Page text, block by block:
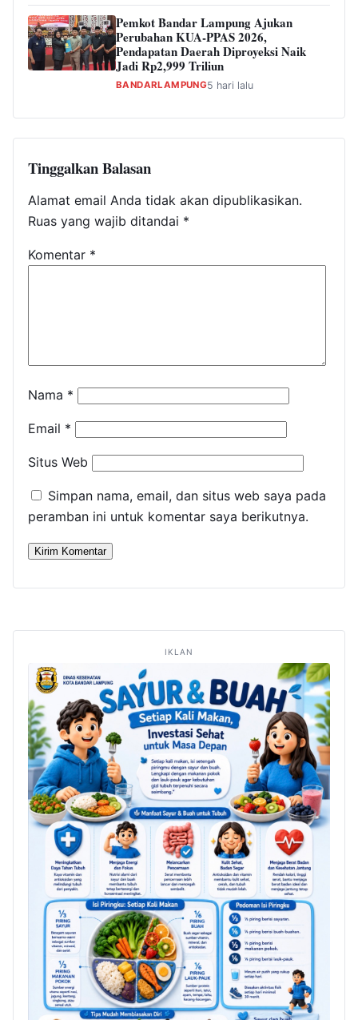
Pemkot Bandar Lampung Ajukan
Perubahan KUA-PPAS 2026,
Pendapatan Daerah Diproyeksi Naik
Jadi Rp2,999 Triliun
BANDARLAMPUNG5 hari lalu
Tinggalkan Balasan
Alamat email Anda tidak akan dipublikasikan.
Ruas yang wajib ditandai *
Komentar *
Nama *
Email *
Situs Web
Simpan nama, email, dan situs web saya pada
peramban ini untuk komentar saya berikutnya.
IKLAN